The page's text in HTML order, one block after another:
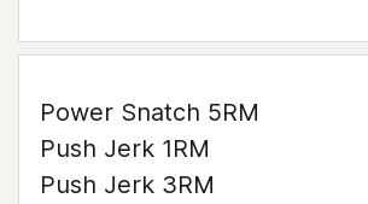
Power Snatch 5RM
Push Jerk 1RM
Push Jerk 3RM